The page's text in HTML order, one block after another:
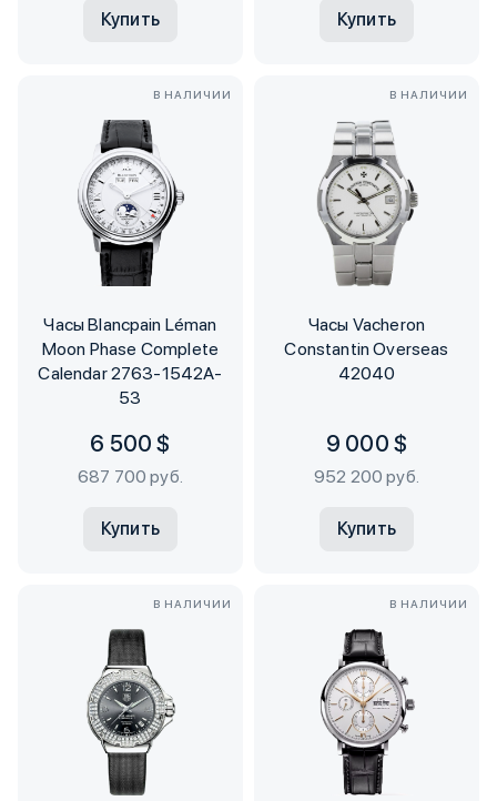
Купить Купить
В НАЛИЧИИ
Часы Blancpain Léman
Moon Phase Complete
Calendar 2763-1542A-
53
6 500 $
687 700 руб.
Купить
В НАЛИЧИИ
Часы Vacheron
Constantin Overseas
42040
9 000 $
952 200 руб.
Купить
В НАЛИЧИИ В НАЛИЧИИ